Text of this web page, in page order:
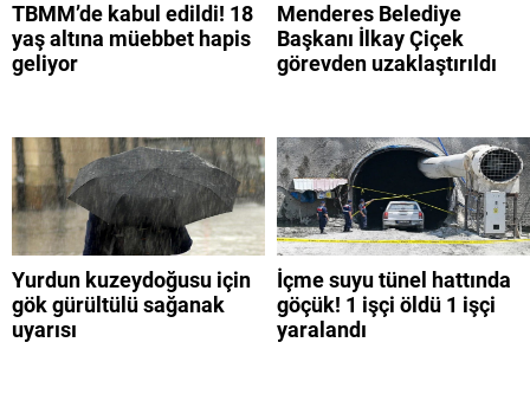
TBMM’de kabul edildi! 18
yaş altına müebbet hapis
geliyor
Menderes Belediye
Başkanı İlkay Çiçek
görevden uzaklaştırıldı
Yurdun kuzeydoğusu için
gök gürültülü sağanak
uyarısı
İçme suyu tünel hattında
göçük! 1 işçi öldü 1 işçi
yaralandı